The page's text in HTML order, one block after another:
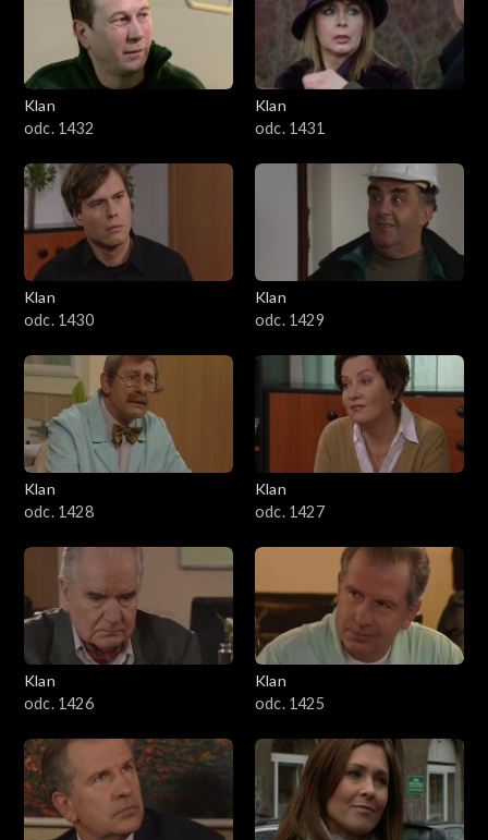
Klan
odc. 1432
Klan
odc. 1431
Klan
odc. 1430
Klan
odc. 1429
Klan
odc. 1428
Klan
odc. 1427
Klan
odc. 1426
Klan
odc. 1425